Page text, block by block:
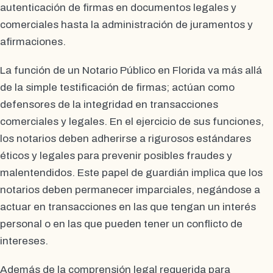
autenticación de firmas en documentos legales y
comerciales hasta la administración de juramentos y
afirmaciones.
La función de un Notario Público en Florida va más allá
de la simple testificación de firmas; actúan como
defensores de la integridad en transacciones
comerciales y legales. En el ejercicio de sus funciones,
los notarios deben adherirse a rigurosos estándares
éticos y legales para prevenir posibles fraudes y
malentendidos. Este papel de guardián implica que los
notarios deben permanecer imparciales, negándose a
actuar en transacciones en las que tengan un interés
personal o en las que pueden tener un conflicto de
intereses.
Además de la comprensión legal requerida para